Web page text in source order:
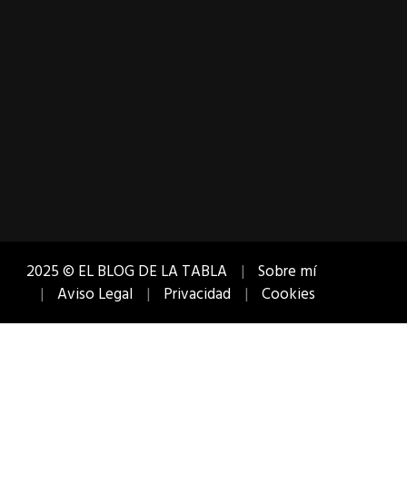
2025 © EL BLOG DE LA TABLA
Sobre mí
Aviso Legal
Privacidad Cookies